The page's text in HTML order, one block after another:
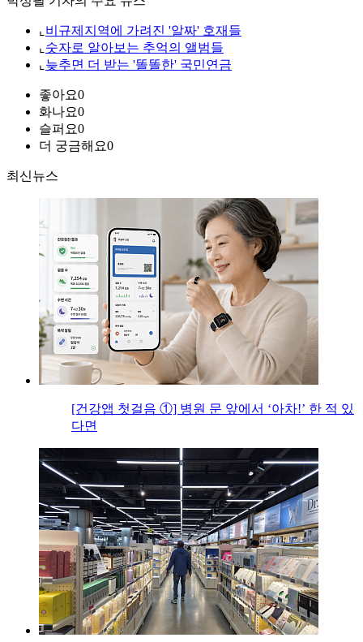
⌞ 비규제지역에 가려진 '알짜' 호재들
⌞ 숫자로 알아보는 추억의 앨범들
⌞ 늦추면 더 받는 '똘똘한' 국민연금
좋아요0
화나요0
슬퍼요0
더 궁금해요0
최신뉴스
[건강앱 첫걸음 ①] 병원 문 앞에서 ‘아차!’ 한 적 있
다면